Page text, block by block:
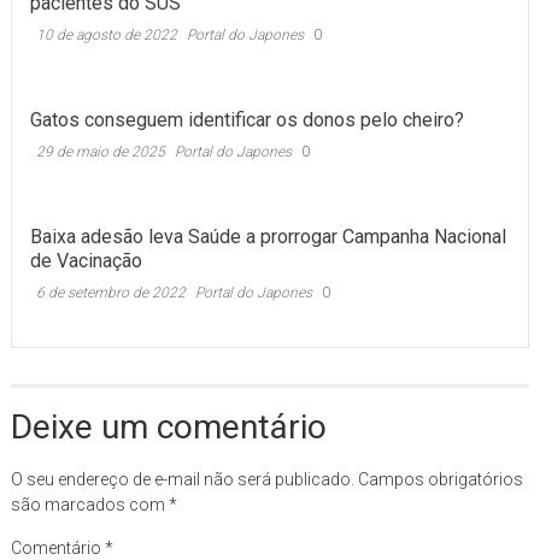
10 de agosto de 2022 Portal do Japones 0
Gatos conseguem identificar os donos pelo cheiro?
29 de maio de 2025 Portal do Japones 0
Baixa adesão leva Saúde a prorrogar Campanha Nacional
de Vacinação
6 de setembro de 2022 Portal do Japones 0
Deixe um comentário
O seu endereço de e-mail não será publicado. Campos obrigatórios
são marcados com *
Comentário *